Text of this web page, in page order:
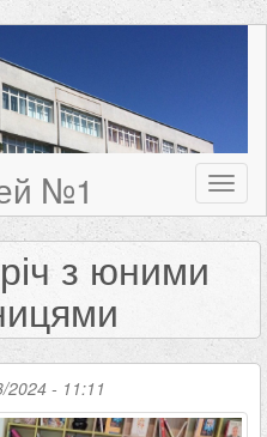
№1
з юними
- 11:11